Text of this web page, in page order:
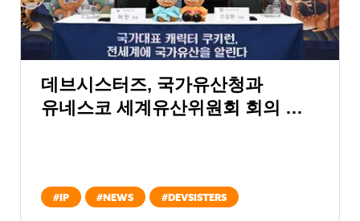
데브시스터즈, 국가유산청과
유네스코 세계유산위원회 회의 및
#IP #NEWS #DEVSISTERS